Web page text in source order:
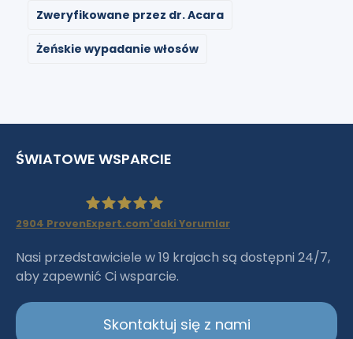
Zweryfikowane przez dr. Acara
Żeńskie wypadanie włosów
ŚWIATOWE WSPARCIE
Haartransplantation Istanbul
2904 ProvenExpert.com'daki Yorumlar
Nasi przedstawiciele w 19 krajach są dostępni 24/7,
aby zapewnić Ci wsparcie.
Skontaktuj się z nami